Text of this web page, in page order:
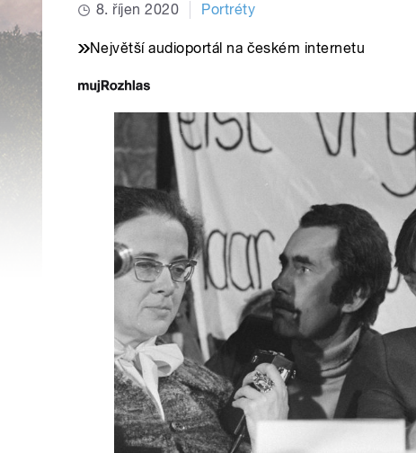
8. říjen 2020 Portréty
Největší audioportál na českém internetu